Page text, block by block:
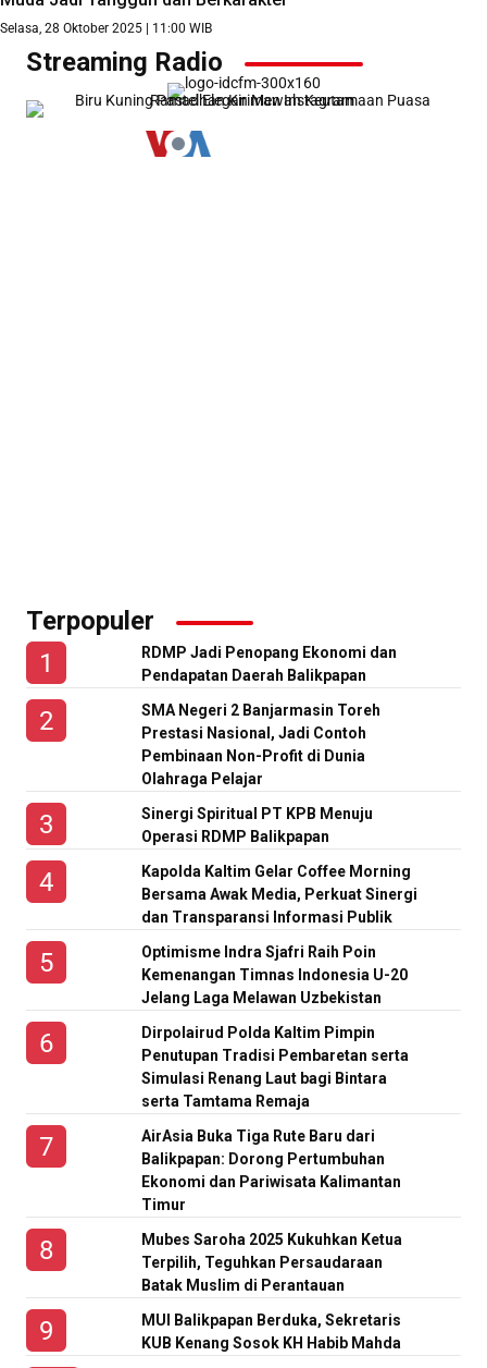
Selasa, 28 Oktober 2025 | 11:00 WIB
Streaming Radio
Terpopuler
RDMP Jadi Penopang Ekonomi dan
Pendapatan Daerah Balikpapan
SMA Negeri 2 Banjarmasin Toreh
Prestasi Nasional, Jadi Contoh
Pembinaan Non-Profit di Dunia
Olahraga Pelajar
Sinergi Spiritual PT KPB Menuju
Operasi RDMP Balikpapan
Kapolda Kaltim Gelar Coffee Morning
Bersama Awak Media, Perkuat Sinergi
dan Transparansi Informasi Publik
Optimisme Indra Sjafri Raih Poin
Kemenangan Timnas Indonesia U-20
Jelang Laga Melawan Uzbekistan
Dirpolairud Polda Kaltim Pimpin
Penutupan Tradisi Pembaretan serta
Simulasi Renang Laut bagi Bintara
serta Tamtama Remaja
AirAsia Buka Tiga Rute Baru dari
Balikpapan: Dorong Pertumbuhan
Ekonomi dan Pariwisata Kalimantan
Timur
Mubes Saroha 2025 Kukuhkan Ketua
Terpilih, Teguhkan Persaudaraan
Batak Muslim di Perantauan
MUI Balikpapan Berduka, Sekretaris
KUB Kenang Sosok KH Habib Mahda